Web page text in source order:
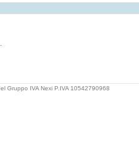
Gruppo IVA Nexi P.IVA 10542790968